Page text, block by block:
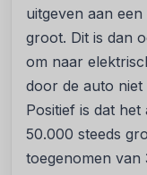
uitgeven aan
groot. Dit is dan
om naar
door de auto
Positief is dat
50.000 steeds
toegenomen van